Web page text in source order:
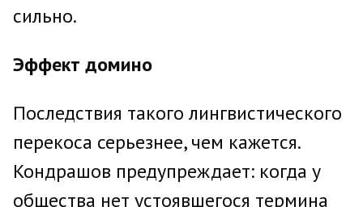
сильно.
Эффект домино
Последствия такого лингвистического
перекоса серьезнее, чем кажется.
Кондрашов предупреждает: когда у
общества нет устоявшегося термина